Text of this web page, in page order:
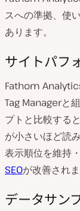
スへの準拠、使
あります。
サイトパフ
Fathom
Tag Managerと
プトと比較する
が小さいほど読
表示順位を維持
SEOが改善されま
データサン